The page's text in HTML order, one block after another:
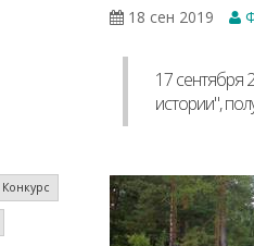
Конкурс
18 сен 2019
17 сентября
истории",